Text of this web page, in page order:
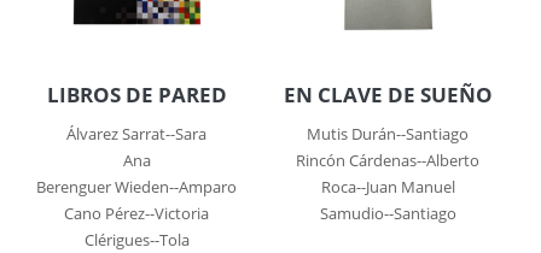
LIBROS DE PARED
Álvarez Sarrat--Sara
Ana
Berenguer Wieden--Amparo
Cano Pérez--Victoria
Clérigues--Tola
EN CLAVE DE SUEÑO
Mutis Durán--Santiago
Rincón Cárdenas--Alberto
Roca--Juan Manuel
Samudio--Santiago